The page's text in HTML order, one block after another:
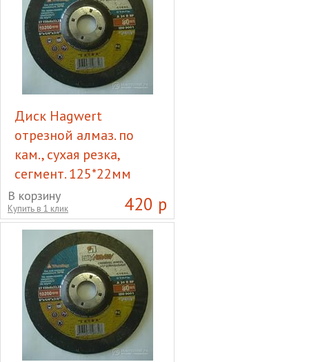
Диск Hagwert
отрезной алмаз. по
кам., сухая резка,
сегмент. 125*22мм
500008
Диск Hagwert отрезной
алмаз. по кам., сухая резка,
сегмент. 125*22мм 500008
420 р
В корзину
Купить в 1 клик